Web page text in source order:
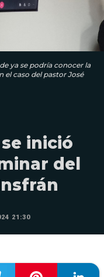
ya se podría conocer la
el caso del pastor José
inició
del
21:30